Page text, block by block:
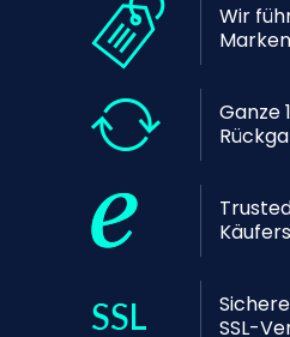
Wir
Ganze
SSL-